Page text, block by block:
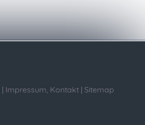
| Impressum, Kontakt | Sitemap